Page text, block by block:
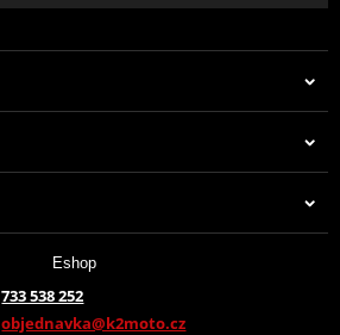
Eshop
733 538 252
objednavka@k2moto.cz